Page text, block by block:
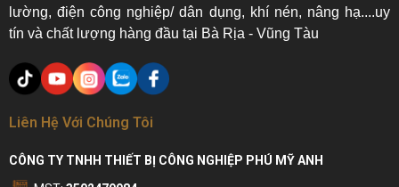
lường, điện công nghiệp/ dân dụng, khí nén, nâng hạ....uy
tín và chất lượng hàng đầu tại Bà Rịa - Vũng Tàu
Liên Hệ Với Chúng Tôi
CÔNG TY TNHH THIẾT BỊ CÔNG NGHIỆP PHÚ MỸ ANH